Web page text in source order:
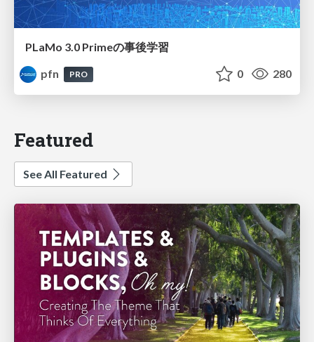
PLaMo 3.0 Primeの事後学習
pfn
PRO 0 280
Featured
See All Featured